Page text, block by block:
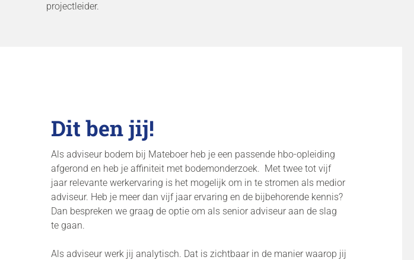
projectleider.
Dit ben jij!
Als adviseur bodem bij Mateboer heb je een passende hbo-opleiding
afgerond en heb je affiniteit met bodemonderzoek. Met twee tot vijf
jaar relevante werkervaring is het mogelijk om in te stromen als medior
adviseur. Heb je meer dan vijf jaar ervaring en de bijbehorende kennis?
Dan bespreken we graag de optie om als senior adviseur aan de slag
te gaan.
Als adviseur werk jij analytisch. Dat is zichtbaar in de manier waarop jij